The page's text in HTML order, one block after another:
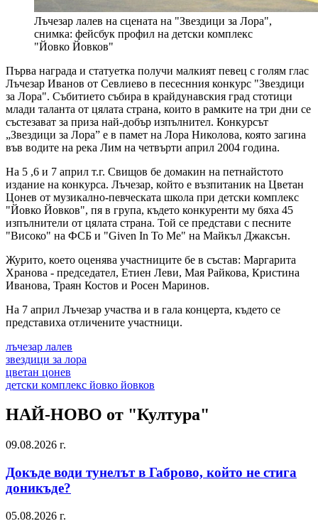
Лъчезар лалев на сцената на "Звездици за Лора",
снимка: фейсбук профил на детски комплекс
"Йовко Йовков"
Първа награда и статуетка получи малкият певец с голям глас
Лъчезар Иванов от Севлиево в песеснния конкурс "Звездици
за Лора". Събитието събира в крайдунавския град стотици
млади таланта от цялата страна, които в рамките на три дни се
състезават за приза най-добър изпълнител. Конкурсът
„Звездици за Лора” е в памет на Лора Николова, която загина
във водите на река Лим на четвърти април 2004 година.
На 5 ,6 и 7 април т.г. Свищов бе домакин на петнайстото
издание на конкурса. Лъчезар, който е възпитаник на Цветан
Цонев от музикално-певческата школа при детски комплекс
"Йовко Йовков", пя в група, където конкуренти му бяха 45
изпълнители от цялата страна. Той се представи с песните
"Високо" на ФСБ и "Given In To Me" на Майкъл Джаксън.
Журито, което оценява участниците бе в състав: Маргарита
Хранова - председател, Етиен Леви, Мая Райкова, Кристина
Иванова, Траян Костов и Росен Маринов.
На 7 април Лъчезар участва и в гала концерта, където се
представиха отличените участници.
лъчезар лалев
звездици за лора
цветан цонев
детски комплекс йовко йовков
НАЙ-НОВО от "Култура"
09.08.2026 г.
Докъде води тунелът в Габрово, който не стига
доникъде?
05.08.2026 г.